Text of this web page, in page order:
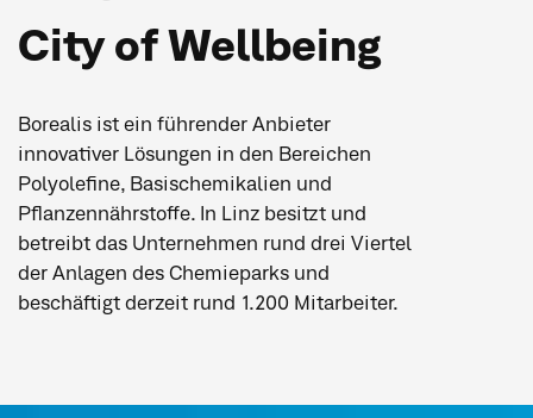
City of Wellbeing
Borealis ist ein führender Anbieter
innovativer Lösungen in den Bereichen
Polyolefine, Basischemikalien und
Pflanzennährstoffe. In Linz besitzt und
betreibt das Unternehmen rund drei Viertel
der Anlagen des Chemieparks und
beschäftigt derzeit rund 1.200 Mitarbeiter.